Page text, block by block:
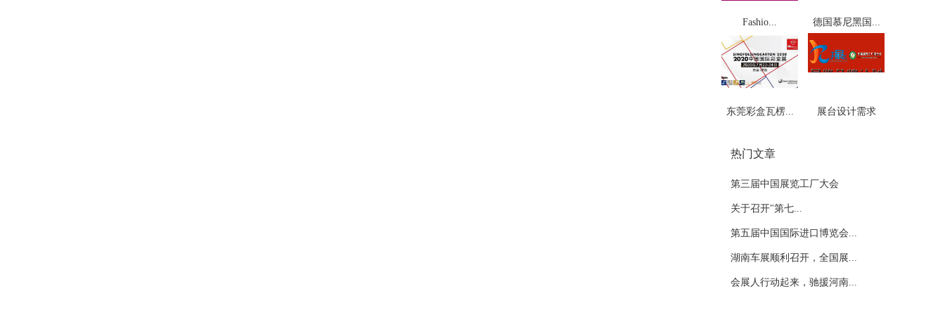
Fashio... 德国慕尼黑国...
东莞彩盒瓦楞... 展台设计需求
热门文章
第三届中国展览工厂大会
关于召开"第七...
第五届中国国际进口博览会...
湖南车展顺利召开，全国展...
会展人行动起来，驰援河南...